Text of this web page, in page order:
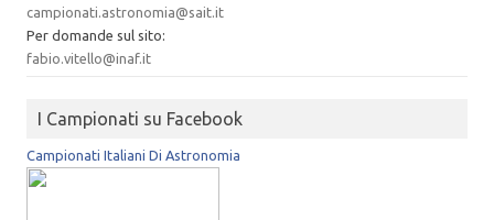
campionati.astronomia@sait.it
Per domande sul sito:
fabio.vitello@inaf.it
I Campionati su Facebook
Campionati Italiani Di Astronomia